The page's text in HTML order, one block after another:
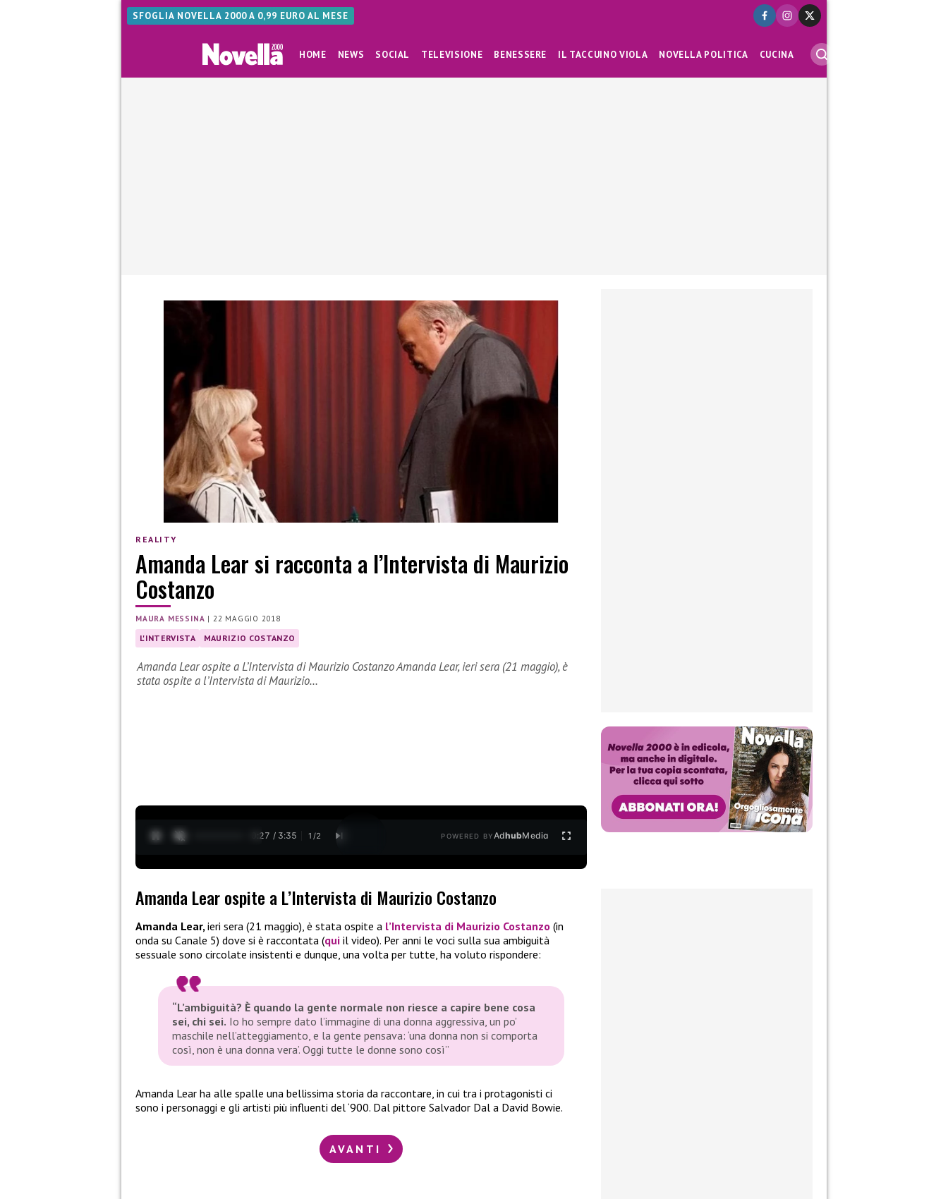
SFOGLIA NOVELLA 2000 A 0,99 EURO AL MESE
HOME NEWS SOCIAL TELEVISIONE BENESSERE IL TACCUINO VIOLA NOVELLA POLITICA CUCINA
REALITY
Amanda Lear si racconta a l’Intervista di Maurizio
Costanzo
MAURA MESSINA | 22 MAGGIO 2018
L'INTERVISTA MAURIZIO COSTANZO
Amanda Lear ospite a L’Intervista di Maurizio Costanzo Amanda Lear, ieri sera (21 maggio), è
stata ospite a l’Intervista di Maurizio…
0:28 / 3:35 1 /2 POWERED BYAdhubMedia
Amanda Lear ospite a L’Intervista di Maurizio Costanzo
Amanda Lear,ieri sera (21 maggio), è stata ospite a l’Intervista di Maurizio Costanzo (in
onda su Canale 5) dove si è raccontata (qui il video). Per anni le voci sulla sua ambiguità
sessuale sono circolate insistenti e dunque, una volta per tutte, ha voluto rispondere:
“L’ambiguità? È quando la gente normale non riesce a capire bene cosa
sei, chi sei. Io ho sempre dato l’immagine di una donna aggressiva, un po’
maschile nell’atteggiamento, e la gente pensava: ‘una donna non si comporta
così, non è una donna vera’. Oggi tutte le donne sono così”
Amanda Lear ha alle spalle una bellissima storia da raccontare, in cui tra i protagonisti ci
sono i personaggi e gli artisti più influenti del ‘900. Dal pittore Salvador Dal a David Bowie.
AVANTI